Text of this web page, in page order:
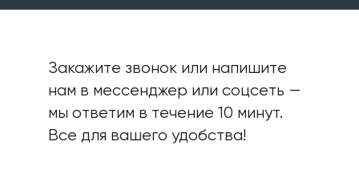
Закажите звонок или напишите
нам в мессенджер или соцсеть —
мы ответим в течение 10 минут.
Все для вашего удобства!